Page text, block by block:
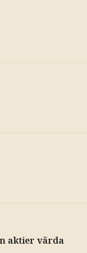
aktier värda